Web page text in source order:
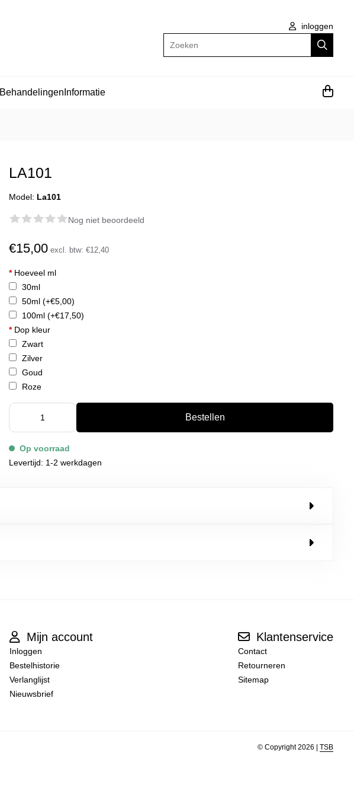
inloggen
Behandelingen Informatie
LA101
Model: La101
Nog niet beoordeeld
€15,00 excl. btw:€12,40
*Hoeveel ml
30ml
50ml(+€5,00)
100ml(+€17,50)
*Dop kleur
Zwart
Zilver
Goud
Roze
Bestellen
Op voorraad
Levertijd: 1-2 werkdagen
Mijn account
Inloggen
Bestelhistorie
Verlanglijst
Nieuwsbrief
Klantenservice
Contact
Retourneren
Sitemap
© Copyright 2026 | TSB